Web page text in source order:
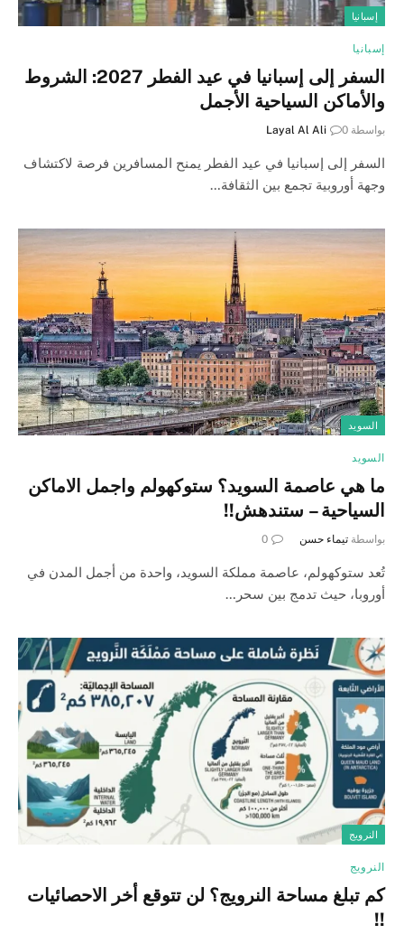
إسبانيا
إسبانيا
السفر إلى إسبانيا في عيد الفطر 2027: الشروط
والأماكن السياحية الأجمل
بواسطة Layal Al Ali 0
السفر إلى إسبانيا في عيد الفطر يمنح المسافرين فرصة لاكتشاف
وجهة أوروبية تجمع بين الثقافة…
السويد
السويد
ما هي عاصمة السويد؟ ستوكهولم واجمل الاماكن
السياحية – ستندهش!!
بواسطة تيماء حسن 0
تُعد ستوكهولم، عاصمة مملكة السويد، واحدة من أجمل المدن في
أوروبا، حيث تدمج بين سحر…
النرويج
النرويج
كم تبلغ مساحة النرويج؟ لن تتوقع أخر الاحصائيات
!!